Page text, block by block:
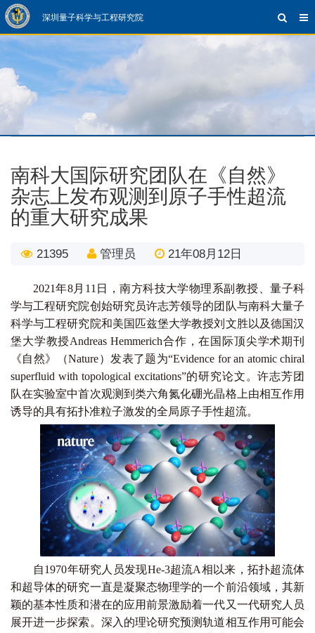
深圳量子科学与工程研究院
南科大国际研究团队在《自然》
杂志上发布观测到原子手性超流
的重大研究成果
21395 管理员 21年08月12日
2021年8月11日，南方科技大学物理系副教授、量子科
学与工程研究院创始研究员许志芳领导的团队与南科大量子
科学与工程研究院和美国匹兹堡大学教授刘文胜以及德国汉
堡大学教授Andreas Hemmerich合作，在国际顶尖学术期刊
《自然》（Nature）发表了题为“Evidence for an atomic chiral
superfluid with topological excitations”的研究论文。许志芳团
队在实验室中首次观测到类六角氮化硼光晶格上由相互作用
诱导的具有拓扑准粒子激发的全局原子手性超流。
自1970年研究人员发现He-3超流A相以来，拓扑超流体
和超导体的研究一直是凝聚态物理学的一个前沿领域，其新
颖的基本性质和潜在的应用前景激励着一代又一代研究人员
展开进一步探索。深入的理论研究预测轨道相互作用可能会